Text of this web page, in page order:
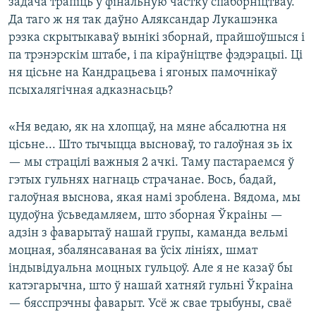
задача трапіць у фінальную частку спаборніцтваў.
Да таго ж ня так даўно Аляксандар Лукашэнка
рэзка скрытыкаваў вынікі зборнай, прайшоўшыся і
па трэнэрскім штабе, і па кіраўніцтве фэдэрацыі. Ці
ня цісьне на Кандрацьева і ягоных памочнікаў
псыхалягічная адказнасьць?
«Ня ведаю, як на хлопцаў, на мяне абсалютна ня
цісьне... Што тычыцца высноваў, то галоўная зь іх
— мы страцілі важныя 2 ачкі. Таму пастараемся ў
гэтых гульнях нагнаць страчанае. Вось, бадай,
галоўная выснова, якая намі зроблена. Вядома, мы
цудоўна ўсьведамляем, што зборная Ўкраіны —
адзін з фаварытаў нашай групы, каманда вельмі
моцная, збалянсаваная ва ўсіх лініях, шмат
індывідуальна моцных гульцоў. Але я не казаў бы
катэгарычна, што ў нашай хатняй гульні Ўкраіна
— бясспрэчны фаварыт. Усё ж свае трыбуны, сваё